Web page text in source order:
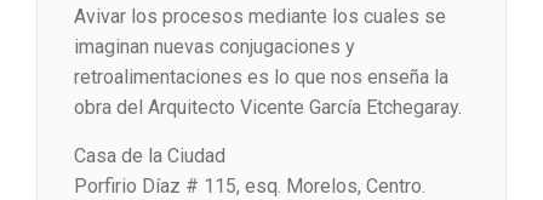
Avivar los procesos mediante los cuales se
imaginan nuevas conjugaciones y
retroalimentaciones es lo que nos enseña la
obra del Arquitecto Vicente García Etchegaray.
Casa de la Ciudad
Porfirio Díaz # 115, esq. Morelos, Centro.